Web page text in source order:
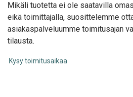
Mikäli tuotetta ei ole saatavilla
eikä toimittajalla, suosittelemme
asiakaspalveluumme toimitusajan
tilausta.
Kysy toimitusaikaa